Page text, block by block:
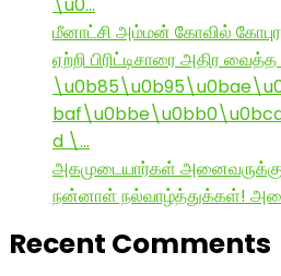
மீனாட்சி அம்மன் கோவில்
ஏற்றி பிரிட்டிசாரை அதிர வைத்த
d \…
அகமுடையார்கள்
நன்னாள் நல்வாழ்த்துக்கள்!
Recent Comments